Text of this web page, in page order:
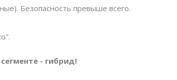
Безопасность превыше всего.
- гибрид!